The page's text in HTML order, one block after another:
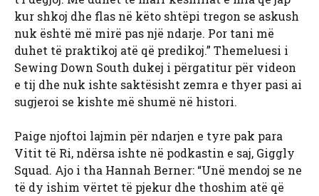
kur shkoj dhe flas në këto shtëpi tregon se askush
nuk është më mirë pas një ndarje. Por tani më
duhet të praktikoj atë që predikoj.” Themeluesi i
Sewing Down South dukej i përgatitur për videon
e tij dhe nuk ishte saktësisht zemra e thyer pasi ai
sugjeroi se kishte më shumë në histori.
Paige njoftoi lajmin për ndarjen e tyre pak para
Vitit të Ri, ndërsa ishte në podkastin e saj, Giggly
Squad. Ajo i tha Hannah Berner: “Unë mendoj se ne
të dy ishim vërtet të pjekur dhe thoshim atë që